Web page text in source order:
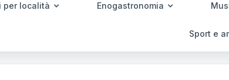
per località Enogastronomia
Sport e